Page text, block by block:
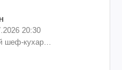
20:30
шеф-кухар